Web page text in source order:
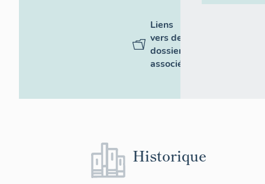
Liens
vers des
dossiers
associés
Historique